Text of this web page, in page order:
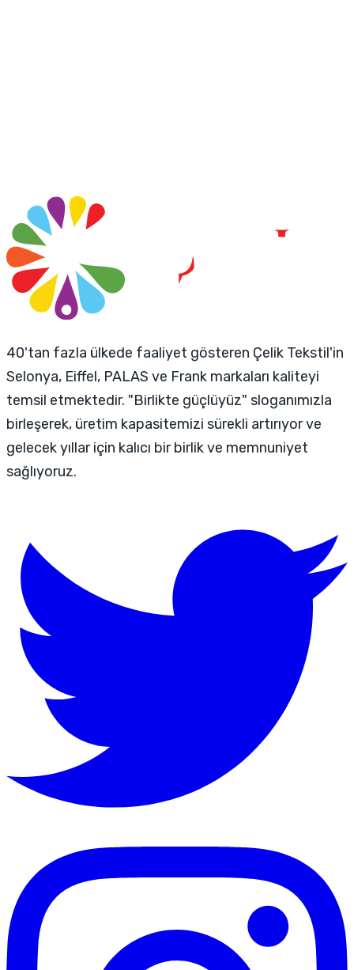
40'tan fazla ülkede faaliyet gösteren Çelik Tekstil'in
Selonya, Eiffel, PALAS ve Frank markaları kaliteyi
temsil etmektedir. "Birlikte güçlüyüz" sloganımızla
birleşerek, üretim kapasitemizi sürekli artırıyor ve
gelecek yıllar için kalıcı bir birlik ve memnuniyet
sağlıyoruz.